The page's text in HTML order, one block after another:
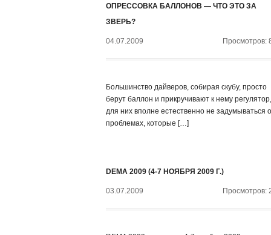
ОПРЕССОВКА БАЛЛОНОВ — ЧТО ЭТО ЗА
ЗВЕРЬ?
04.07.2009 Просмотров:
Большинство дайверов, собирая скубу, просто
берут баллон и прикручивают к нему
для них вполне естественно не задумываться о
проблемах, которые […]
DEMA 2009 (4-7 НОЯБРЯ 2009 Г.)
03.07.2009 Просмотров: